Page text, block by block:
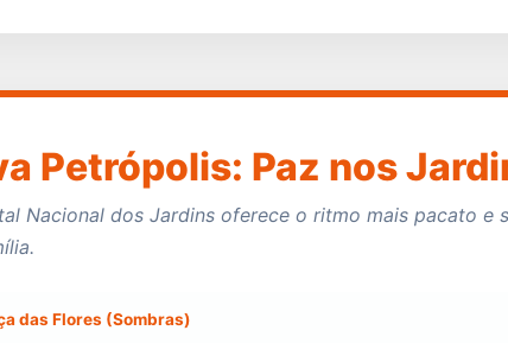
Petrópolis: Paz nos
Nacional dos Jardins oferece o ritmo mais pacato e
das Flores (Sombras)